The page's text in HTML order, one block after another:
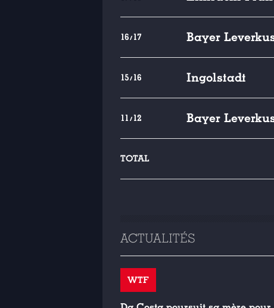
16/17 Bayer
15/16 Ingolstadt
11/12 Bayer
TOTAL
ACTUALITÉS
WTF